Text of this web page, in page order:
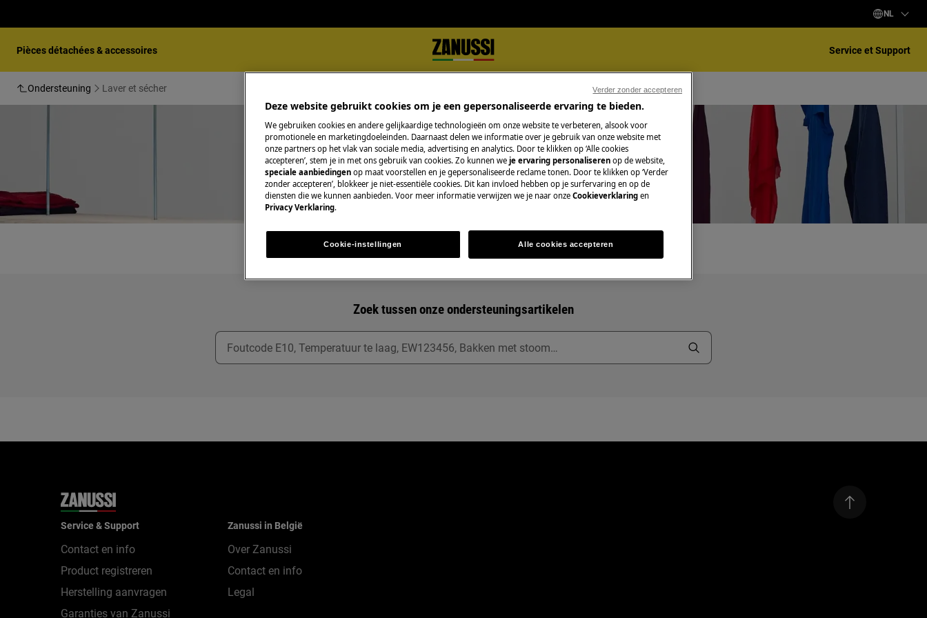
NL
Pièces détachées & accessoires Service et Support
Ondersteuning Laver et sécher
Ondersteuning voor Laver et sécher
Zoek tussen onze ondersteuningsartikelen
Service & Support
Contact en info
Product registreren
Herstelling aanvragen
Garanties van Zanussi
Zanussi in België
Over Zanussi
Contact en info
Legal
Deze website gebruikt cookies om je een gepersonaliseerde ervaring te bieden.
We gebruiken cookies en andere gelijkaardige technologieën om onze website te verbeteren, alsook voor
promotionele en marketingdoeleinden. Daarnaast delen we informatie over je gebruik van onze website met
onze partners op het vlak van sociale media, advertising en analytics. Door te klikken op ‘Alle cookies
accepteren’, stem je in met ons gebruik van cookies. Zo kunnen we je ervaring personaliseren op de website,
speciale aanbiedingen op maat voorstellen en je gepersonaliseerde reclame tonen. Door te klikken op ‘Verder
zonder accepteren’, blokkeer je niet-essentiële cookies. Dit kan invloed hebben op je surfervaring en op de
diensten die we kunnen aanbieden. Voor meer informatie verwijzen we je naar onze Cookieverklaring en
Privacy Verklaring.
Cookie-instellingen Alle cookies accepteren
Verder zonder accepteren